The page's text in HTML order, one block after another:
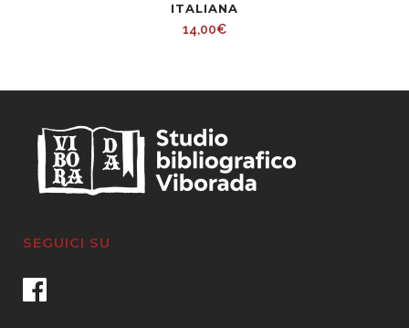
ITALIANA
14,00€
SEGUICI SU